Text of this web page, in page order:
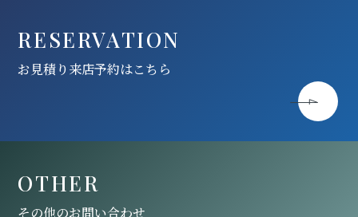
RESERVATION
お見積り来店予約はこちら
OTHER
その他のお問い合わせ